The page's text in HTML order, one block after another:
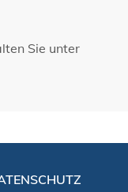
Sie unter